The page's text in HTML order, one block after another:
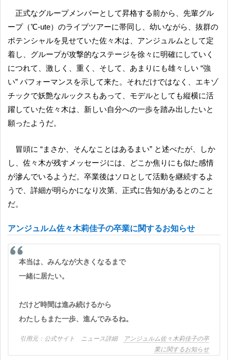
正式なグループメンバーとして昇格する前から、先輩グル
ープ（℃-ute）のライブツアーに帯同し、幼いながら、抜群の
ポテンシャルを見せていた佐々木は、アンジュルムとして定
着し、グループが攻撃的なステージを徐々に明確にしていく
につれて、激しく、重く、そして、あまりにも雄々しい “強
い” パフォーマンスを示して来た。それだけではなく、エキゾ
チックで妖艶なルックスもあって、モデルとしても縦横に活
躍していた佐々木は、新しい自分への一歩を踏み出したいと
願ったようだ。
冒頭に “まさか、そんなことはあるまい” と述べたが、しか
し、佐々木が残すメッセージには、どこか焦りにも似た感情
が滲んでいるようだ。卒業後はソロとして活動を継続するよ
うで、詳細が明らかになり次第、正式に告知があるとのこと
だ。
アンジュルム佐々木莉佳子の卒業に関するお知らせ
本当は、みんなが大きくなるまで
一緒に居たい。
だけど時間は進み続けるから
わたしもまた一歩、進んでみるね。
公式サイト ニュース詳細
アンジュルム佐々木莉佳子の卒
業に関するお知らせ